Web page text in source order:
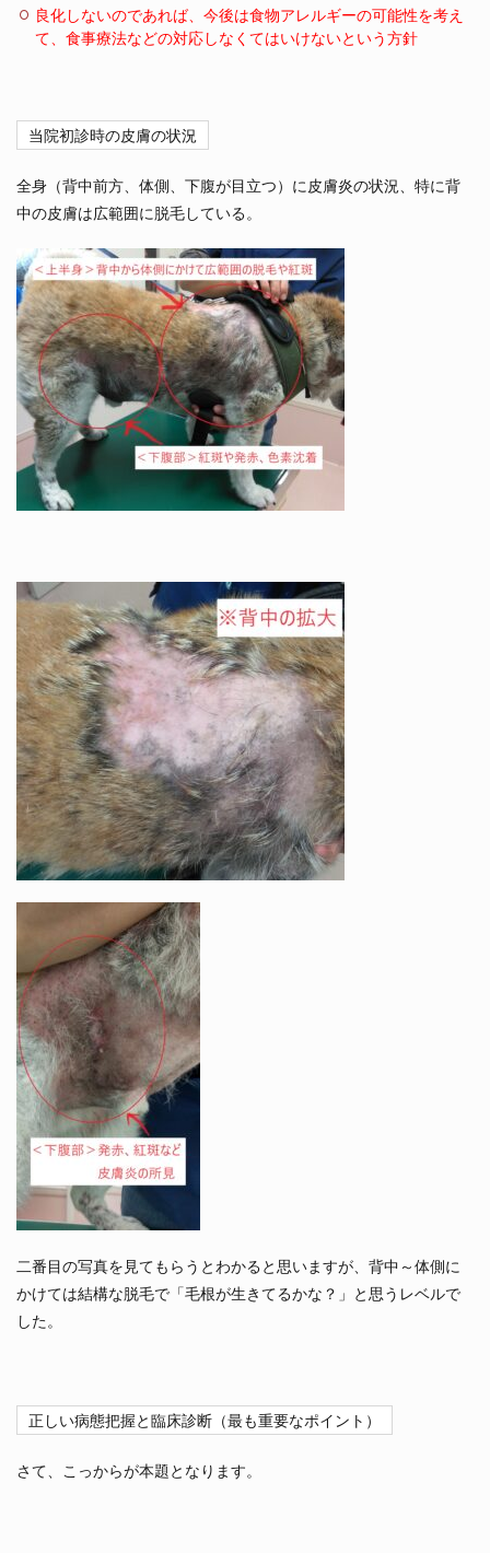
良化しないのであれば、今後は食物アレルギーの可能性を考え
て、食事療法などの対応しなくてはいけないという方針
当院初診時の皮膚の状況
全身（背中前方、体側、下腹が目立つ）に皮膚炎の状況、特に背
中の皮膚は広範囲に脱毛している。
二番目の写真を見てもらうとわかると思いますが、背中～体側に
かけては結構な脱毛で「毛根が生きてるかな？」と思うレベルで
した。
正しい病態把握と臨床診断（最も重要なポイント）
さて、こっからが本題となります。